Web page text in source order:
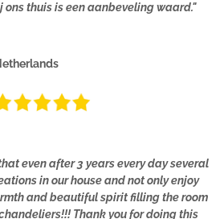
thuis is een aanbeveling waard."
even after 3 years every day several
in our house and not only enjoy
and beautiful spirit filling the room
Thank you for doing this